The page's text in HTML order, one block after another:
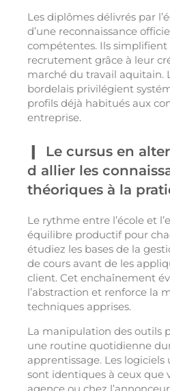
Les diplômes délivrés par
d’une reconnaissance
compétentes. Ils simplifient
recrutement grâce à leur
marché du travail aquitain.
bordelais privilégient
profils déjà habitués aux
entreprise.
Le cursus en
d allier les
théoriques à la
Le rythme entre l’école et
équilibre productif pour
étudiez les bases de la
de cours avant de les
client. Cet enchaînement
l’abstraction et renforce la
techniques apprises.
La manipulation des outils
une routine quotidienne
apprentissage. Les
sont identiques à ceux que